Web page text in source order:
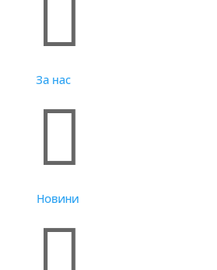

За нас

Новини